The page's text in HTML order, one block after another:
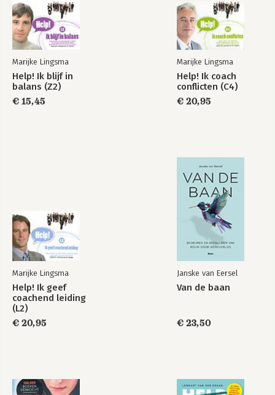
Bekijk alle boeken
Systeemgericht
Help! Ik ga coachen
Marijke Lingsma
Help! Ik blijf in
balans (Z2)
€ 15,45
Marijke Lingsma
Help! Ik coach
conflicten (C4)
€ 20,95
Marijke Lingsma
Help! Ik geef
coachend leiding
(L2)
€ 20,95
Janske van Eersel
Van de baan
€ 23,50